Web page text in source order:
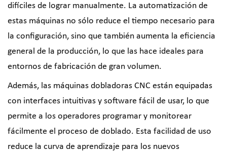
difíciles de lograr manualmente. La automatización de
estas máquinas no sólo reduce el tiempo necesario para
la configuración, sino que también aumenta la eficiencia
general de la producción, lo que las hace ideales para
entornos de fabricación de gran volumen.
Además, las máquinas dobladoras CNC están equipadas
con interfaces intuitivas y software fácil de usar, lo que
permite a los operadores programar y monitorear
fácilmente el proceso de doblado. Esta facilidad de uso
reduce la curva de aprendizaje para los nuevos